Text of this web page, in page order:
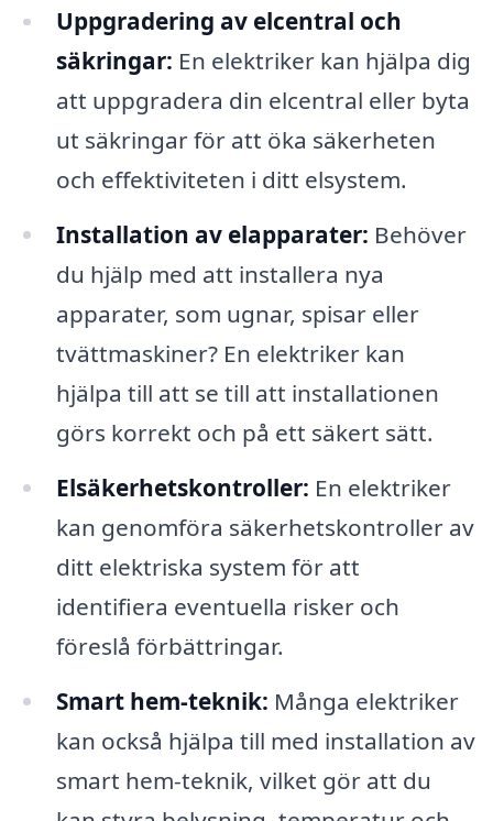
Uppgradering av elcentral och
säkringar: En elektriker kan hjälpa dig
att uppgradera din elcentral eller byta
ut säkringar för att öka säkerheten
och effektiviteten i ditt elsystem.
Installation av elapparater: Behöver
du hjälp med att installera nya
apparater, som ugnar, spisar eller
tvättmaskiner? En elektriker kan
hjälpa till att se till att installationen
görs korrekt och på ett säkert sätt.
Elsäkerhetskontroller: En elektriker
kan genomföra säkerhetskontroller av
ditt elektriska system för att
identifiera eventuella risker och
föreslå förbättringar.
Smart hem-teknik: Många elektriker
kan också hjälpa till med installation av
smart hem-teknik, vilket gör att du